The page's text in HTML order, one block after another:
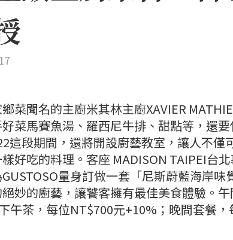
菜聞名的主廚米其林主廚XAVIER
菜馬賽魚湯、羅西尼牛排、甜點等，還
這段期間，還將開設廚藝教室，讓人不僅
好吃的料理。客座 MADISON TAIPEI台
量身訂做一套「尼斯蔚藍海岸
妙的廚藝，讓饕客擁有最佳美食體驗。
午茶，每位NT$700元+10%；晚間套餐